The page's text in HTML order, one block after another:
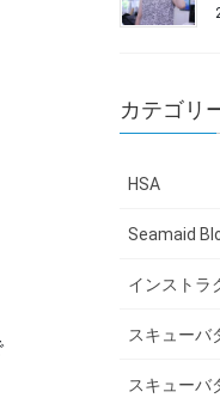
カテゴリ
HSA
Seamaid
インストラ
スキューバ
スキューバ